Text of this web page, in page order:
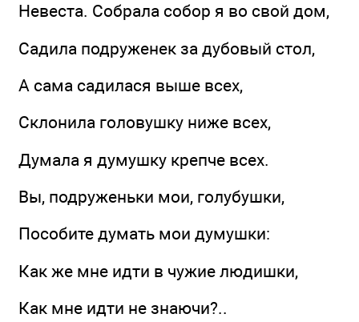
Невеста. Собрала собор я во свой дом,
Садила подруженек за дубовый стол,
А сама садилася выше всех,
Склонила головушку ниже всех,
Думала я думушку крепче всех.
Вы, подруженьки мои, голубушки,
Пособите думать мои думушки:
Как же мне идти в чужие людишки,
Как мне идти не знаючи?..